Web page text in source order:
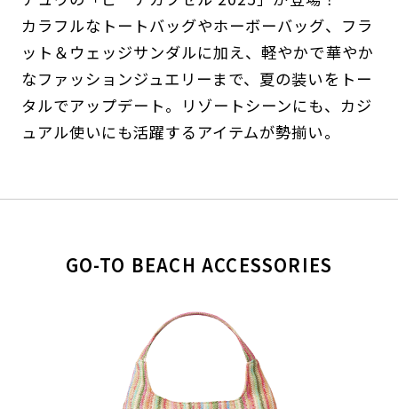
カラフルなトートバッグやホーボーバッグ、フラ
ット＆ウェッジサンダルに加え、軽やかで華やか
なファッションジュエリーまで、夏の装いをトー
タルでアップデート。リゾートシーンにも、カジ
ュアル使いにも活躍するアイテムが勢揃い。
GO-TO BEACH ACCESSORIES